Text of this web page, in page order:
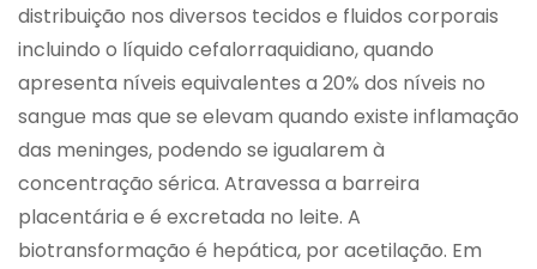
distribuição nos diversos tecidos e fluidos corporais
incluindo o líquido cefalorraquidiano, quando
apresenta níveis equivalentes a 20% dos níveis no
sangue mas que se elevam quando existe inflamação
das meninges, podendo se igualarem à
concentração sérica. Atravessa a barreira
placentária e é excretada no leite. A
biotransformação é hepática, por acetilação. Em